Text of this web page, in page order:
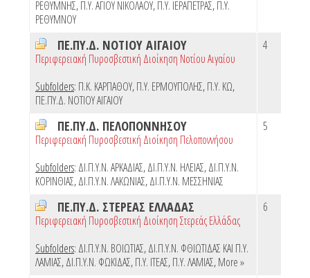
ΡΕΘΥΜΝΗΣ,Π.Υ. ΑΓΙΟΥ ΝΙΚΟΛΑΟΥ,Π.Υ. ΙΕΡΑΠΕΤΡΑΣ,Π.Υ.
ΡΕΘΥΜΝΟΥ
ΠΕ.ΠΥ.Δ. ΝΟΤΙΟΥ ΑΙΓΑΙΟΥ
Περιφερειακή Πυροσβεστική Διοίκηση Νοτίου Αιγαίου
Subfolders: Π.Κ. ΚΑΡΠΑΘΟΥ,Π.Υ. ΕΡΜΟΥΠΟΛΗΣ,Π.Υ. ΚΩ,
ΠΕ.ΠΥ.Δ. ΝΟΤΙΟΥ ΑΙΓΑΙΟΥ
4
ΠΕ.ΠΥ.Δ. ΠΕΛΟΠΟΝΝΗΣΟΥ
Περιφερειακή Πυροσβεστική Διοίκηση Πελοποννήσου
Subfolders: ΔΙ.Π.Υ.Ν. ΑΡΚΑΔΙΑΣ,ΔΙ.Π.Υ.Ν. ΗΛΕΙΑΣ,ΔΙ.Π.Υ.Ν.
ΚΟΡΙΝΘΙΑΣ,ΔΙ.Π.Υ.Ν. ΛΑΚΩΝΙΑΣ,ΔΙ.Π.Υ.Ν. ΜΕΣΣΗΝΙΑΣ
5
ΠΕ.ΠΥ.Δ. ΣΤΕΡΕΑΣ ΕΛΛΑΔΑΣ
Περιφερειακή Πυροσβεστική Διοίκηση Στερεάς Ελλάδας
Subfolders: ΔΙ.Π.Υ.Ν. ΒΟΙΩΤΙΑΣ,ΔΙ.Π.Υ.Ν. ΦΘΙΩΤΙΔΑΣ ΚΑΙ Π.Υ.
ΛΑΜΙΑΣ,ΔΙ.Π.Υ.Ν. ΦΩΚΙΔΑΣ,Π.Υ. ΙΤΕΑΣ,Π.Υ. ΛΑΜΙΑΣ,More »
6